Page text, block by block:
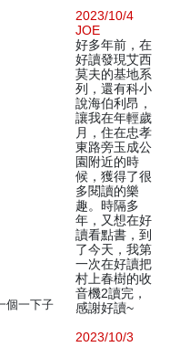
個一下子
2023/10/4
JOE
好多年前，在
好讀發現艾西
莫夫的基地系
列，還有科小
說海伯利昂，
讓我在年輕歲
月，住在忠孝
東路旁玉成公
園附近的時
候，獲得了很
多閱讀的樂
趣。時隔多
年，又想在好
讀看點書，到
了今天，我第
一次在好讀把
村上春樹的收
音機2讀完，
感謝好讀~
2023/10/3